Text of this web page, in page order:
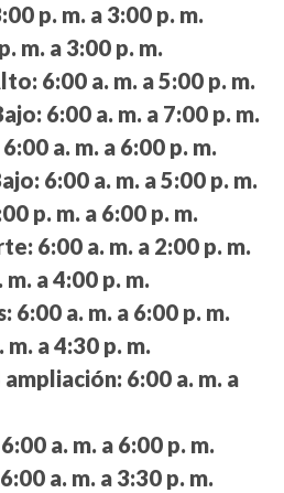
p. m. a 3:00 p. m.
m. a 3:00 p. m.
6:00 a. m. a 5:00 p. m.
6:00 a. m. a 7:00 p. m.
6:00 a. m. a 6:00 p. m.
6:00 a. m. a 5:00 p. m.
p. m. a 6:00 p. m.
6:00 a. m. a 2:00 p. m.
m. a 4:00 p. m.
6:00 a. m. a 6:00 p. m.
m. a 4:30 p. m.
6:00 a. m. a
6:00 a. m. a 6:00 p. m.
6:00 a. m. a 3:30 p. m.